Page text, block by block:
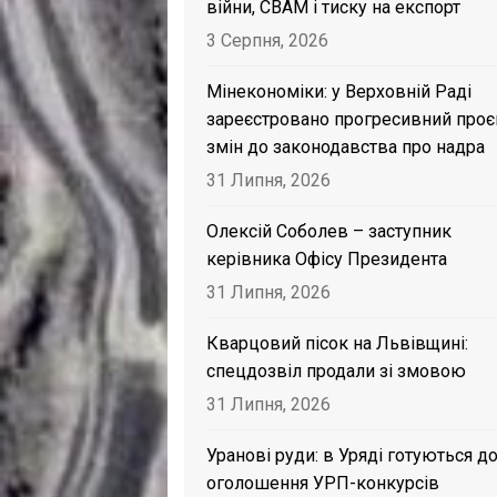
війни, CBAM і тиску на експорт
3 Серпня, 2026
Мінекономіки: у Верховній Раді
зареєстровано прогресивний
змін до законодавства про надра
31 Липня, 2026
Олексій Соболев – заступник
керівника Офісу Президента
31 Липня, 2026
Кварцовий пісок на Львівщині:
спецдозвіл продали зі змовою
31 Липня, 2026
Уранові руди: в Уряді готуються до
оголошення УРП-конкурсів